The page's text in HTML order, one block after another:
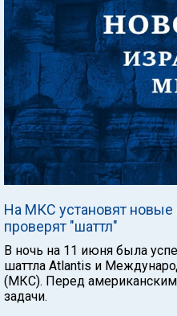
На МКС установят новые
проверят "шаттл"
В ночь на 11 июня была
шаттла Atlantis и
(МКС). Перед
задачи.